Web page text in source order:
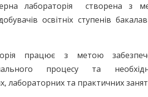
лабораторія створена з
освітніх ступенів
працює з метою
процесу та
лабораторних та практичних